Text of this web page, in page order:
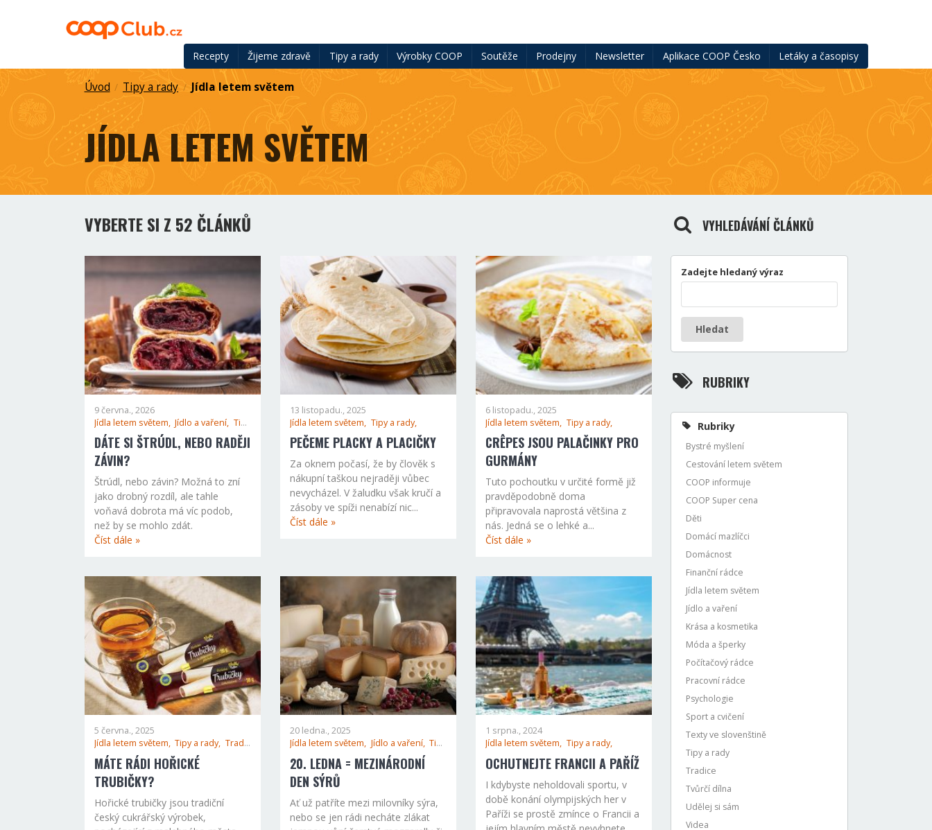
Recepty Žijeme zdravě Tipy a rady Výrobky COOP Soutěže Prodejny Newsletter Aplikace COOP Česko Letáky a časopisy
Úvod / Tipy a rady / Jídla letem světem
JÍDLA LETEM SVĚTEM
VYBERTE SI Z 52 ČLÁNKŮ
9 června., 2026
Jídla letem světem, Jídlo a vaření, Tipy a rady,
DÁTE SI ŠTRÚDL, NEBO RADĚJI
ZÁVIN?
Štrúdl, nebo závin? Možná to zní
jako drobný rozdíl, ale tahle
voňavá dobrota má víc podob,
než by se mohlo zdát.
Číst dále »
13 listopadu., 2025
Jídla letem světem, Tipy a rady,
PEČEME PLACKY A PLACIČKY
Za oknem počasí, že by člověk s
nákupní taškou nejraději vůbec
nevycházel. V žaludku však kručí a
zásoby ve spíži nenabízí nic...
Číst dále »
6 listopadu., 2025
Jídla letem světem, Tipy a rady,
CRÊPES JSOU PALAČINKY PRO
GURMÁNY
Tuto pochoutku v určité formě již
pravděpodobně doma
připravovala naprostá většina z
nás. Jedná se o lehké a...
Číst dále »
5 června., 2025
Jídla letem světem, Tipy a rady, Tradice,
MÁTE RÁDI HOŘICKÉ
TRUBIČKY?
Hořické trubičky jsou tradiční
český cukrářský výrobek,
20 ledna., 2025
Jídla letem světem, Jídlo a vaření, Tipy a rady,
20. LEDNA = MEZINÁRODNÍ
DEN SÝRŮ
Ať už patříte mezi milovníky sýra,
nebo se jen rádi necháte zlákat
1 srpna., 2024
Jídla letem světem, Tipy a rady,
OCHUTNEJTE FRANCII A PAŘÍŽ
I kdybyste neholdovali sportu, v
době konání olympijských her v
Paříži se prostě zmínce o Francii a
VYHLEDÁVÁNÍ ČLÁNKŮ
Zadejte hledaný výraz
Hledat
RUBRIKY
Rubriky
Bystré myšlení
Cestování letem světem
COOP informuje
COOP Super cena
Děti
Domácí mazlíčci
Domácnost
Finanční rádce
Jídla letem světem
Jídlo a vaření
Krása a kosmetika
Móda a šperky
Počítačový rádce
Pracovní rádce
Psychologie
Sport a cvičení
Texty ve slovenštině
Tipy a rady
Tradice
Tvůrčí dílna
Udělej si sám
Videa